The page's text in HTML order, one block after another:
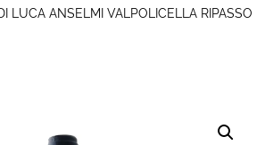
LUCA ANSELMI VALPOLICELLA RIPASSO